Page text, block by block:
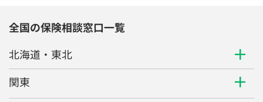
全国の保険相談窓口一覧
北海道・東北
関東